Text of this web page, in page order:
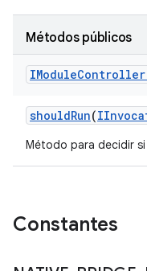
Métodos públicos
IModuleController
shouldRun(
Método para decidir
Constantes